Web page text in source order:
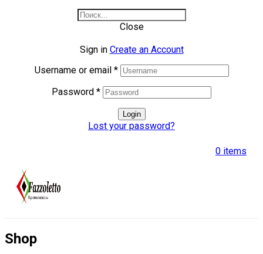
Close
Sign in Create an Account
Username or email *
Password *
Login
Lost your password?
0 items
Shop